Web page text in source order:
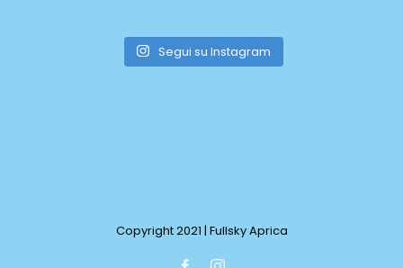
Segui su Instagram
Copyright 2021 | Fullsky Aprica
FacebookInstagram